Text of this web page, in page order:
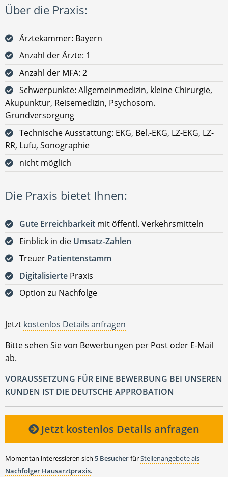
Über die Praxis:
Ärztekammer: Bayern
Anzahl der Ärzte: 1
Anzahl der MFA: 2
Schwerpunkte: Allgemeinmedizin, kleine Chirurgie,
Akupunktur, Reisemedizin, Psychosom.
Grundversorgung
Technische Ausstattung: EKG, Bel.-EKG, LZ-EKG, LZ-
RR, Lufu, Sonographie
nicht möglich
Die Praxis bietet Ihnen:
Gute Erreichbarkeit mit öffentl. Verkehrsmitteln
Einblick in die Umsatz-Zahlen
Treuer Patientenstamm
Digitalisierte Praxis
Option zu Nachfolge
Jetzt kostenlos Details anfragen
Bitte sehen Sie von Bewerbungen per Post oder E-Mail
ab.
VORAUSSETZUNG FÜR EINE BEWERBUNG BEI UNSEREN
KUNDEN IST DIE DEUTSCHE APPROBATION
Jetzt kostenlos Details anfragen
Momentan interessieren sich 5 BesucherfürStellenangebote als
Nachfolger Hausarztpraxis.